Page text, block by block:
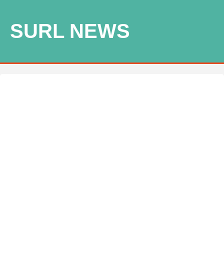
SURL NEWS